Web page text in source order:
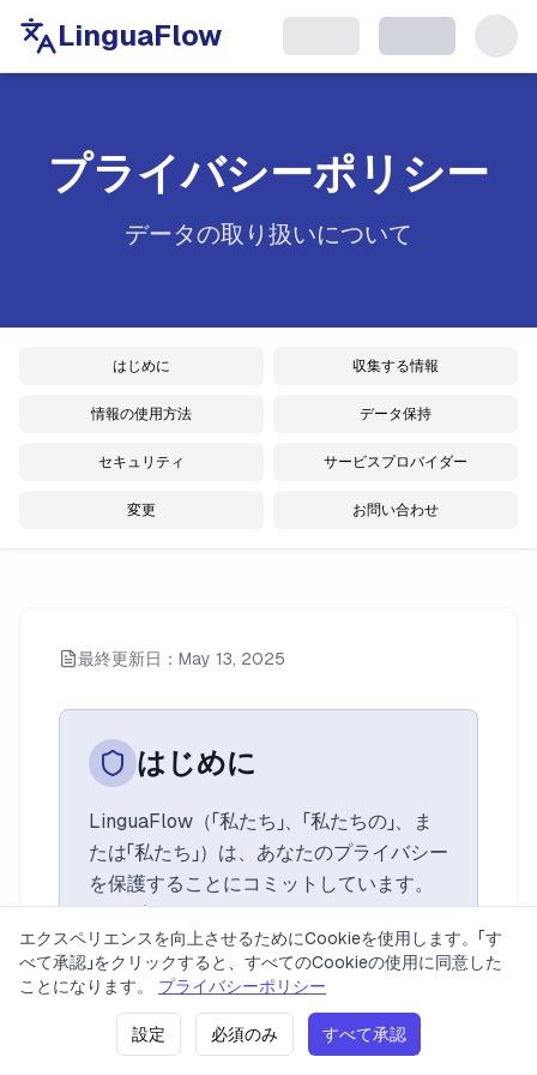
LinguaFlow
プライバシーポリシー
データの取り扱いについて
はじめに 収集する情報
情報の使用方法 データ保持
セキュリティ サービスプロバイダー
変更 お問い合わせ
最終更新日：May 13, 2025
はじめに
LinguaFlow（「私たち」、「私たちの」、ま
たは「私たち」）は、あなたのプライバシー
を保護することにコミットしています。
このプライバシーポリシーは、私たちの
ウェブサイト、サービス、およびアプリ
ケーション（総称して「サービス」）を使用
する際に、あなたに関する情報をどのよ
うに収集、使用、共有するかを説明しま
価格 プライバシーポリシー 利用規約
2023 LinguaFlow. 全著作権所有。バージョン: v0.1.17 21. 06. 2026 21:58
エクスペリエンスを向上させるためにCookieを使用します。「す
べて承認」をクリックすると、すべてのCookieの使用に同意した
ことになります。
プライバシーポリシー
設定 必須のみ すべて承認